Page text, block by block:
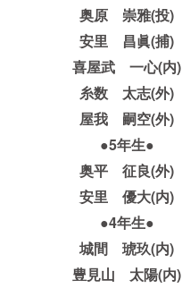
奥原 崇雅(投)
安里 昌眞(捕)
喜屋武 一心(内)
糸数 太志(外)
屋我 嗣空(外)
●5年生●
奥平 征良(外)
安里 優大(内)
●4年生●
城間 琥玖(内)
豊見山 太陽(内)